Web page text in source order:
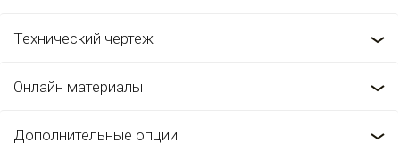
Технический чертеж
Онлайн материалы
Дополнительные опции